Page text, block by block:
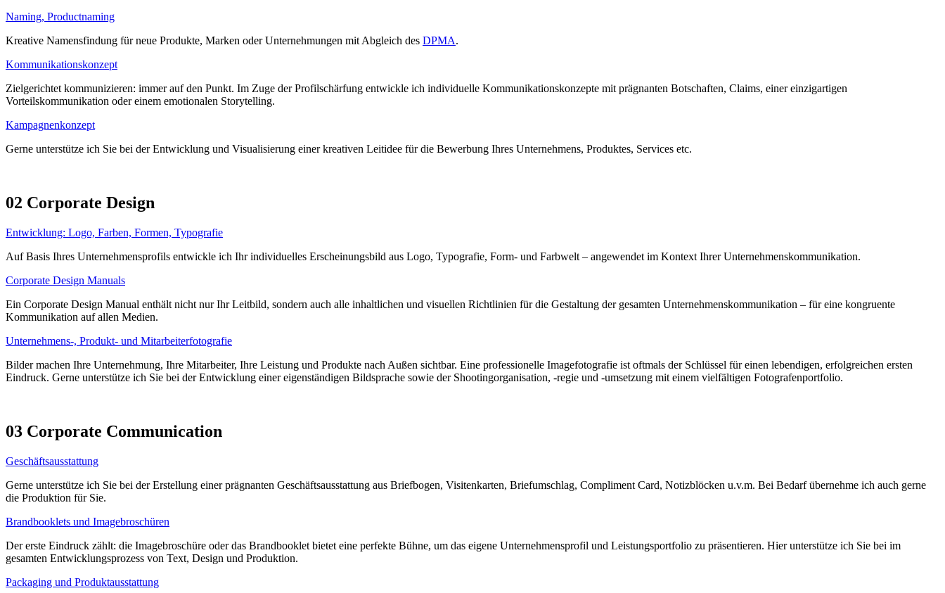
Naming, Productnaming
Kreative Namensfindung für neue Produkte, Marken oder Unternehmungen mit Abgleich des DPMA.
Kommunikationskonzept
Zielgerichtet kommunizieren: immer auf den Punkt. Im Zuge der Profilschärfung entwickle ich individuelle Kommunikationskonzepte mit prägnanten Botschaften, Claims, einer einzigartigen
Vorteilskommunikation oder einem emotionalen Storytelling.
Kampagnenkonzept
Gerne unterstütze ich Sie bei der Entwicklung und Visualisierung einer kreativen Leitidee für die Bewerbung Ihres Unternehmens, Produktes, Services etc.
02 Corporate Design
Entwicklung: Logo, Farben, Formen, Typografie
Auf Basis Ihres Unternehmensprofils entwickle ich Ihr individuelles Erscheinungsbild aus Logo, Typografie, Form- und Farbwelt – angewendet im Kontext Ihrer Unternehmenskommunikation.
Corporate Design Manuals
Ein Corporate Design Manual enthält nicht nur Ihr Leitbild, sondern auch alle inhaltlichen und visuellen Richtlinien für die Gestaltung der gesamten Unternehmenskommunikation – für eine kongruente
Kommunikation auf allen Medien.
Unternehmens-, Produkt- und Mitarbeiterfotografie
Bilder machen Ihre Unternehmung, Ihre Mitarbeiter, Ihre Leistung und Produkte nach Außen sichtbar. Eine professionelle Imagefotografie ist oftmals der Schlüssel für einen lebendigen, erfolgreichen ersten
Eindruck. Gerne unterstütze ich Sie bei der Entwicklung einer eigenständigen Bildsprache sowie der Shootingorganisation, -regie und -umsetzung mit einem vielfältigen Fotografenportfolio.
03 Corporate Communication
Geschäftsausstattung
Gerne unterstütze ich Sie bei der Erstellung einer prägnanten Geschäftsausstattung aus Briefbogen, Visitenkarten, Briefumschlag, Compliment Card, Notizblöcken u.v.m. Bei Bedarf übernehme ich auch gerne
die Produktion für Sie.
Brandbooklets und Imagebroschüren
Der erste Eindruck zählt: die Imagebroschüre oder das Brandbooklet bietet eine perfekte Bühne, um das eigene Unternehmensprofil und Leistungsportfolio zu präsentieren. Hier unterstütze ich Sie bei im
gesamten Entwicklungsprozess von Text, Design und Produktion.
Packaging und Produktausstattung